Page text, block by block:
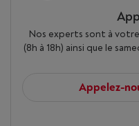
Nos experts sont à
(8h à 18h) ainsi que le
Appelez-